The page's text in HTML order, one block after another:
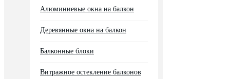
Алюминиевые окна на балкон
Деревянные окна на балкон
Балконные блоки
Витражное остекление балконов